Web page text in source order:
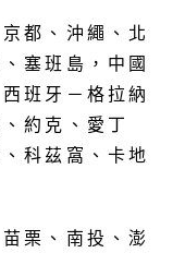
都、沖繩、北
塞班島，中國
班牙－格拉納
約克、愛丁
科茲窩、卡地
栗、南投、澎